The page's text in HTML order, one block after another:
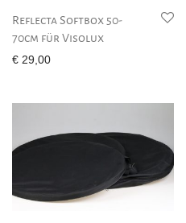
Reflecta Softbox 50-
70cm für Visolux
€ 29,00